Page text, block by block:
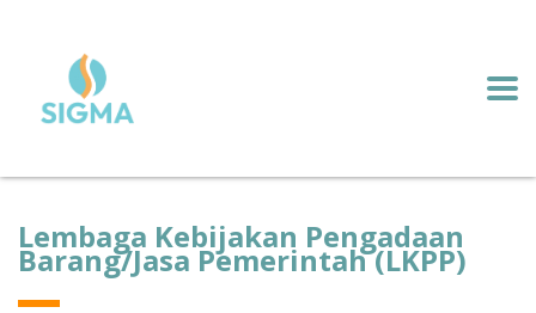
Lembaga Kebijakan Pengadaan
Barang/Jasa Pemerintah (LKPP)